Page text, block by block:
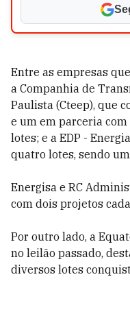
Entre as empresas
a Companhia de
Paulista (Cteep), que
e um em parceria
lotes; e a EDP -
quatro lotes, sendo
Energisa e RC
com dois projetos
Por outro lado, a
no leilão passado,
diversos lotes